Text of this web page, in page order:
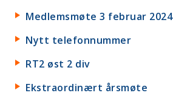
Medlemsmøte 3 februar 2024
Nytt telefonnummer
RT2 øst 2 div
Ekstraordinært årsmøte